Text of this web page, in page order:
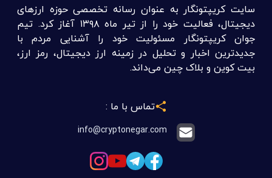
سایت کریپتونگار به عنوان رسانه تخصصی حوزه ارزهای
دیجیتال، فعالیت خود را از تیر ماه ۱۳۹۸ آغاز کرد. تیم
جوان کریپتونگار مسئولیت خود را آشنایی مردم با
جدیدترین اخبار و تحلیل در زمینه ارز دیجیتال، رمز ارز،
بیت کوین و بلاک چین می‌داند.
تماس با ما :
info@cryptonegar.com